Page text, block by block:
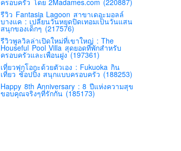
ครอบครัว โดย 2Madames.com (220887)
รีวิว Fantasia Lagoon สาขาเดอะมอลล์
บางแค : เปลี่ยนวันหยุดปิดเทอมเป็นวันแสน
สนุกของเด็กๆ (217576)
รีวิวพูลวิลล่าเปิดใหม่ที่เขาใหญ่ : The
Houseful Pool Villa สุดยอดที่พักสำหรับ
ครอบครัวและเพื่อนฝูง (197361)
เที่ยวฟุกุโอกะด้วยตัวเอง : Fukuoka กิน
เที่ยว ช้อปปิ้ง สนุกแบบครอบครัว (188253)
Happy 8th Anniversary : 8 ปีแห่งความสุข
ขอบคุณจริงๆที่รักกัน (185173)